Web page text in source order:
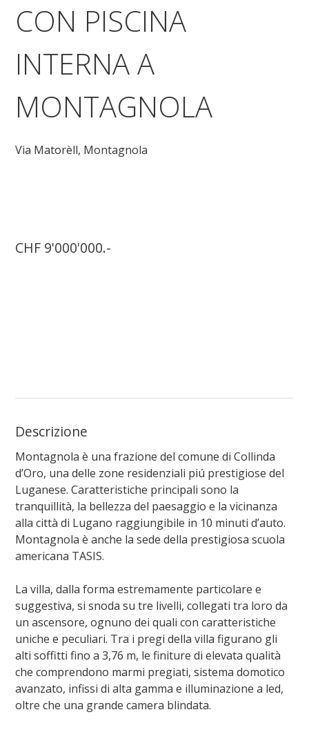
CON PISCINA
INTERNA A
MONTAGNOLA
Via Matorèll, Montagnola
CHF 9'000'000.-
Descrizione
Montagnola è una frazione del comune di Collinda
d’Oro, una delle zone residenziali piú prestigiose del
Luganese. Caratteristiche principali sono la
tranquillità, la bellezza del paesaggio e la vicinanza
alla città di Lugano raggiungibile in 10 minuti d’auto.
Montagnola è anche la sede della prestigiosa scuola
americana TASIS.
La villa, dalla forma estremamente particolare e
suggestiva, si snoda su tre livelli, collegati tra loro da
un ascensore, ognuno dei quali con caratteristiche
uniche e peculiari. Tra i pregi della villa figurano gli
alti soffitti fino a 3,76 m, le finiture di elevata qualità
che comprendono marmi pregiati, sistema domotico
avanzato, infissi di alta gamma e illuminazione a led,
oltre che una grande camera blindata.